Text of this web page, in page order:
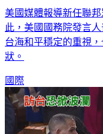
美國媒體報導新任聯
此，美國國務院發言
台海和平穩定的重視
狀。
國際